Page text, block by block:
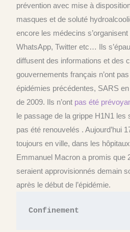
prévention avec mise à
masques et de soluté
encore les médecins
WhatsApp, Twitter etc… Ils
diffusent des informations et des
gouvernements français n’ont
épidémies précédentes, SARS
de 2009. Ils n’ont pas été
le passage de la grippe H1N1 les
pas été renouvelés . Aujourd’hui
toujours en ville, dans les
Emmanuel Macron a promis que
seraient approvisionnés demain
après le début de l’épidémie.
Confinement